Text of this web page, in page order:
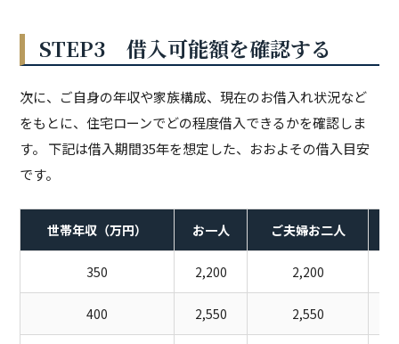
STEP3 借入可能額を確認する
次に、ご自身の年収や家族構成、現在のお借入れ状況など
をもとに、住宅ローンでどの程度借入できるかを確認しま
す。 下記は借入期間35年を想定した、おおよその借入目安
です。
世帯年収（万円） お一人 ご夫婦お二人
350 2,200 2,200
400 2,550 2,550